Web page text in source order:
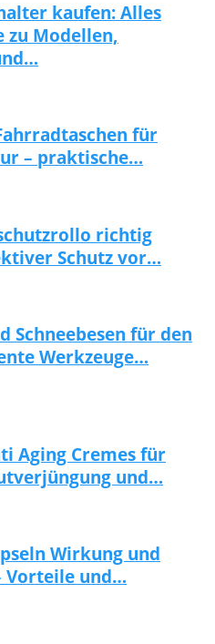
kaufen: Alles
zu Modellen,
für
– praktische…
richtig
Schutz vor…
Schneebesen für den
Werkzeuge…
Aging Cremes für
und…
Wirkung und
Vorteile und…